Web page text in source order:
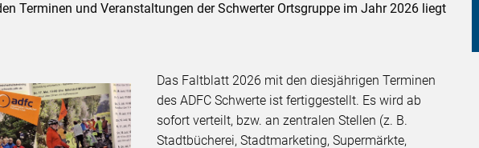
Terminen und Veranstaltungen der Schwerter Ortsgruppe im Jahr 2026 liegt
Das Faltblatt 2026 mit den diesjährigen Terminen
des ADFC Schwerte ist fertiggestellt. Es wird ab
sofort verteilt, bzw. an zentralen Stellen (z. B.
Stadtbücherei, Stadtmarketing, Supermärkte,